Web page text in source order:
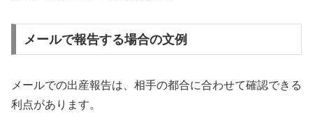
メールで報告する場合の文例
メールでの出産報告は、相手の都合に合わせて確認できる
利点があります。